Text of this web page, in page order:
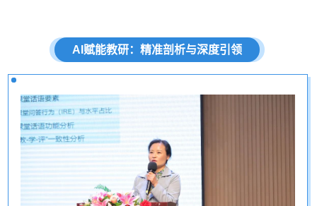
AI 赋能教研：精准剖析与深度引领